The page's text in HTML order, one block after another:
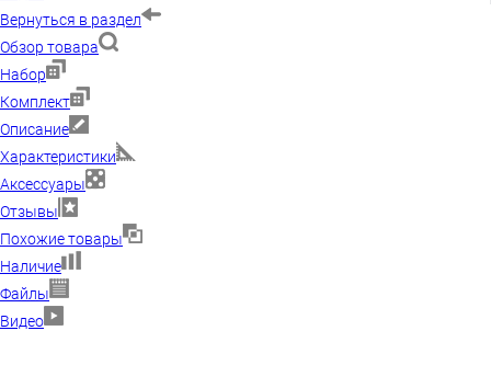
Вернуться в раздел
Обзор товара
Набор
Комплект
Описание
Характеристики
Аксессуары
Отзывы
Похожие товары
Наличие
Файлы
Видео